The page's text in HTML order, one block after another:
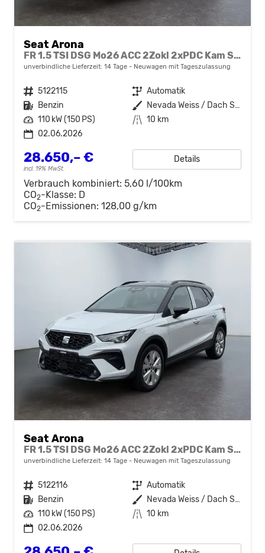
Seat Arona
FR 1.5 TSI DSG Mo26 ACC 2Zokl 2xPDC Kam SHZ Full Link
unverbindliche Lieferzeit: 14 Tage Neuwagen mit Tageszulassung
Fahrzeugnr. 5122115 Getriebe Automatik
Kraftstoff Benzin Außenfarbe
Nevada Weiss / Dach Schwarz
Leistung 110 kW (150 PS) Kilometerstand 10 km
02.06.2026
28.650,– €
incl. 19% MwSt.
Details
Verbrauch kombiniert: 5,60 l/100km
CO2-Klasse: D
CO2-Emissionen: 128,00 g/km
Seat Arona
FR 1.5 TSI DSG Mo26 ACC 2Zokl 2xPDC Kam SHZ Full Link
unverbindliche Lieferzeit: 14 Tage Neuwagen mit Tageszulassung
Fahrzeugnr. 5122116 Getriebe Automatik
Kraftstoff Benzin Außenfarbe
Nevada Weiss / Dach Schwarz
Leistung 110 kW (150 PS) Kilometerstand 10 km
02.06.2026